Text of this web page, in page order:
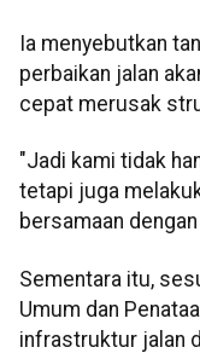
Ia menyebutkan
perbaikan jalan
cepat merusak
"Jadi kami tidak
tetapi juga
bersamaan
Sementara itu,
Umum dan
infrastruktur jalan